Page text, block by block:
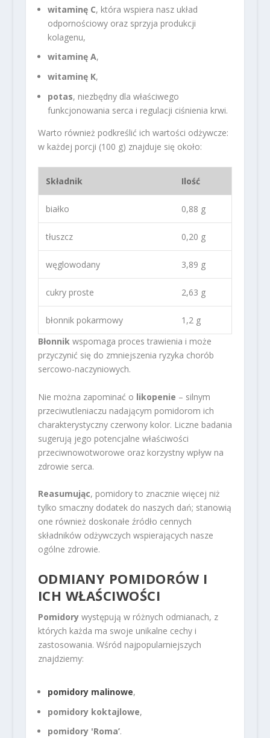
witaminę C, która wspiera nasz układ
odpornościowy oraz sprzyja produkcji
kolagenu,
witaminę A,
witaminę K,
potas, niezbędny dla właściwego
funkcjonowania serca i regulacji ciśnienia krwi.
Warto również podkreślić ich wartości odżywcze:
w każdej porcji (100 g) znajduje się około:
Składnik Ilość
białko 0,88 g
tłuszcz 0,20 g
węglowodany 3,89 g
cukry proste 2,63 g
błonnik pokarmowy
1,2 g
Błonnikwspomaga proces trawienia i może
przyczynić się do zmniejszenia ryzyka chorób
sercowo-naczyniowych.
Nie można zapominać o likopenie – silnym
przeciwutleniaczu nadającym pomidorom ich
charakterystyczny czerwony kolor. Liczne badania
sugerują jego potencjalne właściwości
przeciwnowotworowe oraz korzystny wpływ na
zdrowie serca.
Reasumując, pomidory to znacznie więcej niż
tylko smaczny dodatek do naszych dań; stanowią
one również doskonałe źródło cennych
składników odżywczych wspierających nasze
ogólne zdrowie.
ODMIANY POMIDORÓW I
ICH WŁAŚCIWOŚCI
Pomidorywystępują w różnych odmianach, z
których każda ma swoje unikalne cechy i
zastosowania. Wśród najpopularniejszych
znajdziemy:
pomidory malinowe,
pomidory koktajlowe,
pomidory 'Roma’.